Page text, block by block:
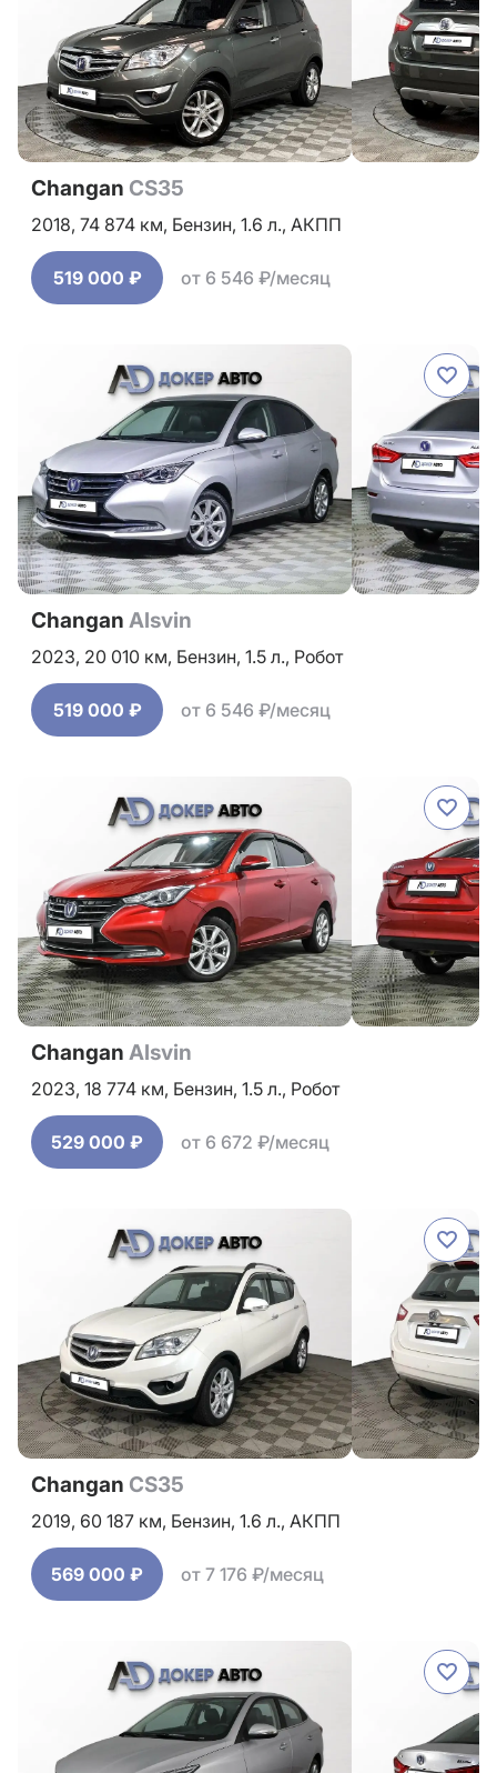
Changan CS35
2018, 74 874 км, Бензин, 1.6 л., АКПП
519 000 ₽ от 6 546 ₽/месяц
Changan Alsvin
2023, 20 010 км, Бензин, 1.5 л., Робот
519 000 ₽ от 6 546 ₽/месяц
Changan Alsvin
2023, 18 774 км, Бензин, 1.5 л., Робот
529 000 ₽ от 6 672 ₽/месяц
Changan CS35
2019, 60 187 км, Бензин, 1.6 л., АКПП
569 000 ₽ от 7 176 ₽/месяц